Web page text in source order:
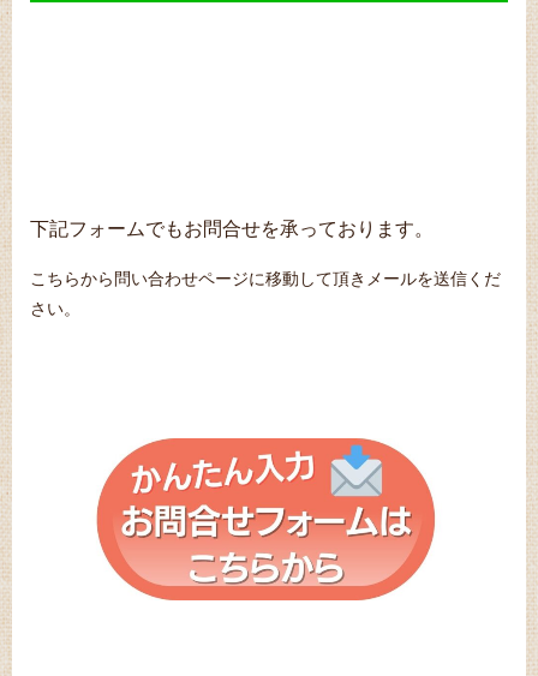
下記フォームでもお問合せを承っております。
こちらから問い合わせページに移動して頂きメールを送信くだ
さい。